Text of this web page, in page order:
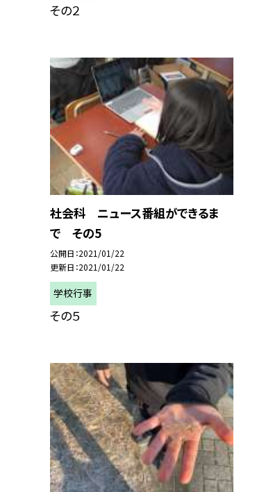
その２
社会科 ニュース番組ができるま
で その5
公開日 2021/01/22
更新日 2021/01/22
学校行事
その５